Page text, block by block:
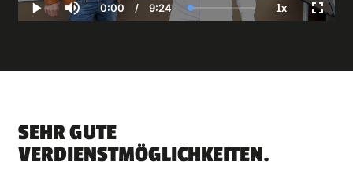
Play Mute
Current
Time
0:00 / Duration
9:24 Loaded:
0.00%
1xPlayback
Rate
SEHR GUTE
VERDIENSTMÖGLICHKEITEN.